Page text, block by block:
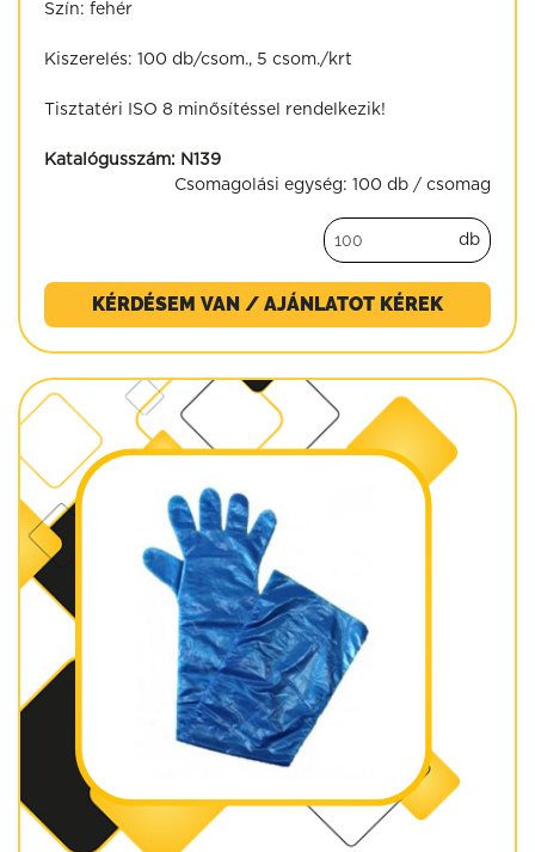
Szín: fehér
Kiszerelés: 100 db/csom., 5 csom./krt
Tisztatéri ISO 8 minősítéssel rendelkezik!
Katalógusszám: N139
Csomagolási egység: 100 db / csomag
db
KÉRDÉSEM VAN / AJÁNLATOT KÉREK